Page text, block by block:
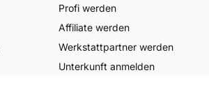
Profi werden
Affiliate werden
Werkstattpartner werden
Unterkunft anmelden